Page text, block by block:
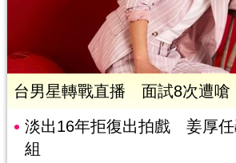
台男星轉戰直播 面試8次遭嗆
淡出16年拒復出拍戲 姜厚任
組